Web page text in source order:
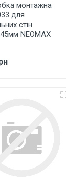
монтажна
для
стін
NEOMAX